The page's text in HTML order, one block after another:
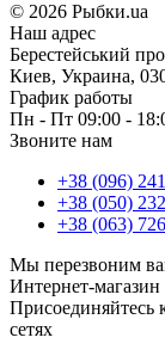
© 2026 Рыбки.ua
Наш адрес
Берестейський
Киев, Украина,
График работы
Пн - Пт 09:00 -
Звоните нам
+38 (096)
+38 (050)
+38 (063)
Мы перезвоним
Интернет-магазин
Присоединяйтесь
сетях